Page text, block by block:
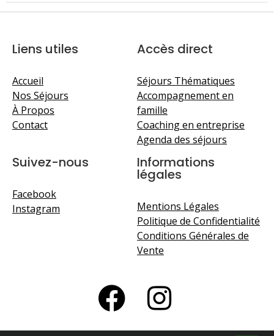
Liens utiles
Accueil
Nos Séjours
À Propos
Contact
Accès direct
Séjours Thématiques
Accompagnement en
famille
Coaching en entreprise
Agenda des séjours
Suivez-nous
Facebook
Instagram
Informations
légales
Mentions Légales
Politique de Confidentialité
Conditions Générales de
Vente